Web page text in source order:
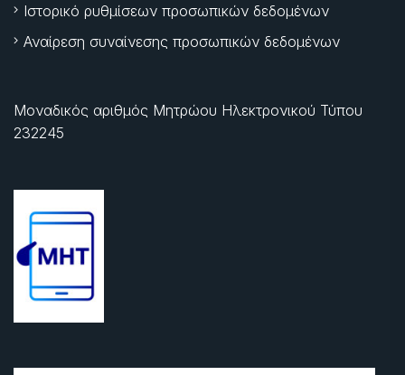
Ιστορικό ρυθμίσεων προσωπικών δεδομένων
Αναίρεση συναίνεσης προσωπικών δεδομένων
Μοναδικός αριθμός Μητρώου Ηλεκτρονικού Τύπου
232245